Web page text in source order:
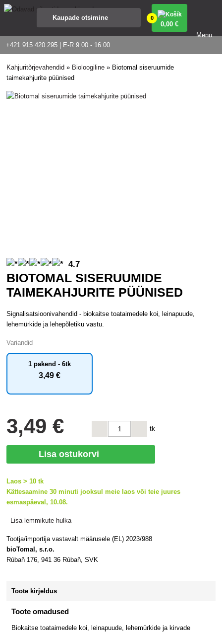
+421 915 420 295 | E-R 9:00 - 16:00
0
0,00 €
Menu
Kahjuritõrjevahendid » Bioloogiline » Biotomal siseruumide
taimekahjurite püünised
4.7
BIOTOMAL SISERUUMIDE
TAIMEKAHJURITE PÜÜNISED
Signalisatsioonivahendid - biokaitse toataimedele koi, leinapuude,
lehemürkide ja lehepõletiku vastu.
Variandid
1 pakend - 6tk
3,49 €
3,49 € tk
Lisa ostukorvi
Laos > 10 tk
Kättesaamine 30 minuti jooksul meie laos või teie juures
esmaspäeval, 10.08.
Lisa lemmikute hulka
Tootja/importija vastavalt määrusele (EL) 2023/988
bioTomal, s.r.o.
Rúbaň 176, 941 36 Rúbaň, SVK
Toote kirjeldus
Toote omadused
Biokaitse toataimedele koi, leinapuude, lehemürkide ja kirvade